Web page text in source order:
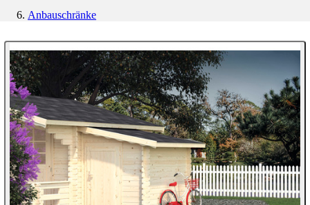
Anbauschränke